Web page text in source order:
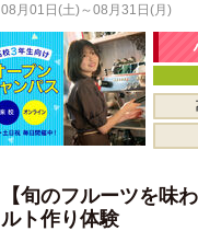
08月01日(土)～08月31日(月)
【旬のフルーツを味
ルト作り体験